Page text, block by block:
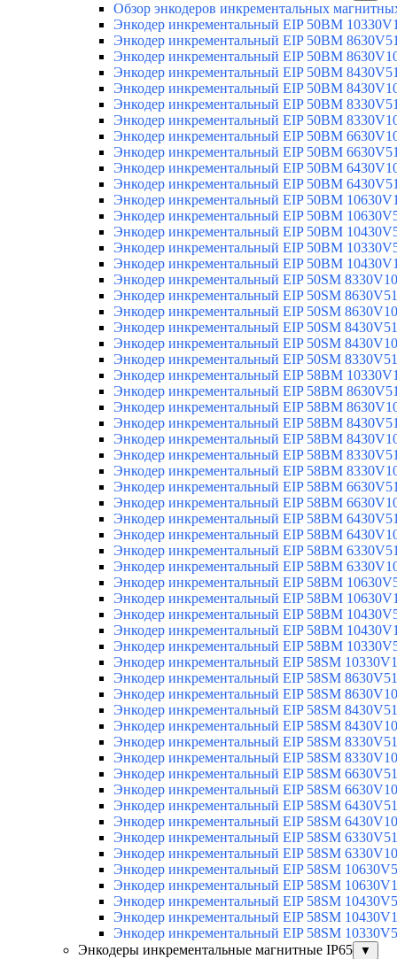
Обзор энкодеров инкрементальных
Энкодер инкрементальный EIP 50BM
Энкодер инкрементальный EIP 50BM
Энкодер инкрементальный EIP 50BM
Энкодер инкрементальный EIP 50BM
Энкодер инкрементальный EIP 50BM
Энкодер инкрементальный EIP 50BM
Энкодер инкрементальный EIP 50BM
Энкодер инкрементальный EIP 50BM
Энкодер инкрементальный EIP 50BM
Энкодер инкрементальный EIP 50BM
Энкодер инкрементальный EIP 50BM
Энкодер инкрементальный EIP 50BM
Энкодер инкрементальный EIP 50BM
Энкодер инкрементальный EIP 50BM
Энкодер инкрементальный EIP 50BM
Энкодер инкрементальный EIP 50BM
Энкодер инкрементальный EIP 50SM
Энкодер инкрементальный EIP 50SM
Энкодер инкрементальный EIP 50SM
Энкодер инкрементальный EIP 50SM
Энкодер инкрементальный EIP 50SM
Энкодер инкрементальный EIP 50SM
Энкодер инкрементальный EIP 58BM
Энкодер инкрементальный EIP 58BM
Энкодер инкрементальный EIP 58BM
Энкодер инкрементальный EIP 58BM
Энкодер инкрементальный EIP 58BM
Энкодер инкрементальный EIP 58BM
Энкодер инкрементальный EIP 58BM
Энкодер инкрементальный EIP 58BM
Энкодер инкрементальный EIP 58BM
Энкодер инкрементальный EIP 58BM
Энкодер инкрементальный EIP 58BM
Энкодер инкрементальный EIP 58BM
Энкодер инкрементальный EIP 58BM
Энкодер инкрементальный EIP 58BM
Энкодер инкрементальный EIP 58BM
Энкодер инкрементальный EIP 58BM
Энкодер инкрементальный EIP 58BM
Энкодер инкрементальный EIP 58BM
Энкодер инкрементальный EIP 58SM
Энкодер инкрементальный EIP 58SM
Энкодер инкрементальный EIP 58SM
Энкодер инкрементальный EIP 58SM
Энкодер инкрементальный EIP 58SM
Энкодер инкрементальный EIP 58SM
Энкодер инкрементальный EIP 58SM
Энкодер инкрементальный EIP 58SM
Энкодер инкрементальный EIP 58SM
Энкодер инкрементальный EIP 58SM
Энкодер инкрементальный EIP 58SM
Энкодер инкрементальный EIP 58SM
Энкодер инкрементальный EIP 58SM
Энкодер инкрементальный EIP 58SM
Энкодер инкрементальный EIP 58SM
Энкодер инкрементальный EIP 58SM
Энкодер инкрементальный EIP 58SM
Энкодер инкрементальный EIP 58SM
Энкодеры инкрементальные магнитные IP65
▼